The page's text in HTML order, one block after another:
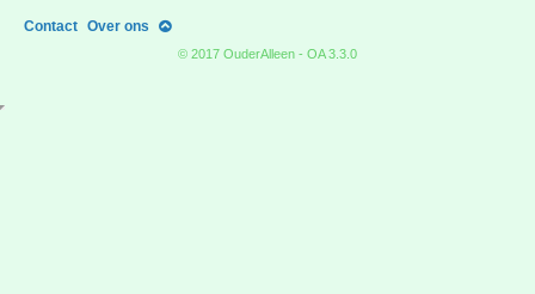
Contact Over ons
© 2017 OuderAlleen - OA 3.3.0